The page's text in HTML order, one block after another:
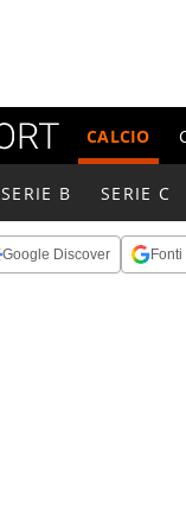
CALCIO
SERIE B SERIE C
Google Discover